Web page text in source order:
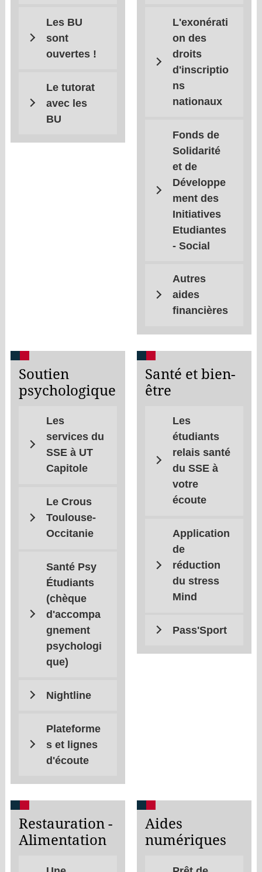
Les BU
sont
ouvertes !
Le tutorat
avec les
BU
L'exonérati
on des
droits
d'inscriptio
ns
nationaux
Fonds de
Solidarité
et de
Développe
ment des
Initiatives
Etudiantes
- Social
Autres
aides
financières
Soutien
psychologique
Les
services du
SSE à UT
Capitole
Le Crous
Toulouse-
Occitanie
Santé Psy
Étudiants
(chèque
d'accompa
gnement
psychologi
que)
Nightline
Plateforme
s et lignes
d'écoute
Santé et bien-
être
Les
étudiants
relais santé
du SSE à
votre
écoute
Application
de
réduction
du stress
Mind
Pass'Sport
Restauration -
Alimentation
Aides
numériques